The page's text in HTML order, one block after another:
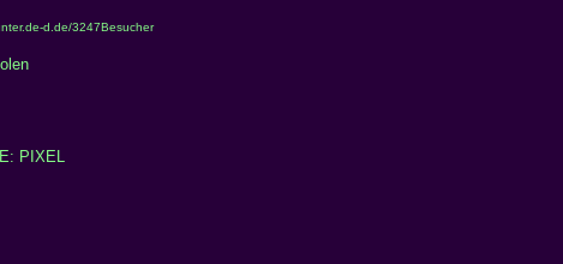
d.de/3247Besucher
PIXEL